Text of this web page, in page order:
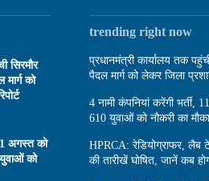
सिरमौर
को
अगस्त को
को
trending right now
प्रधानमंत्री कार्यालय तक
पैदल मार्ग को लेकर जिला
4 नामी कंपनियां करेंगी भर्ती,
610 युवाओं को नौकरी का मौका
HPRCA: रेडियोग्राफर, लैब
की तारीखें घोषित, जानें कब